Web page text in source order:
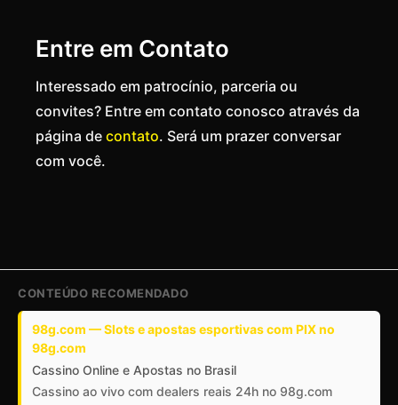
Entre em Contato
Interessado em patrocínio, parceria ou
convites? Entre em contato conosco através da
página de contato. Será um prazer conversar
com você.
CONTEÚDO RECOMENDADO
98g.com — Slots e apostas esportivas com PIX no
98g.com
Cassino Online e Apostas no Brasil
Cassino ao vivo com dealers reais 24h no 98g.com